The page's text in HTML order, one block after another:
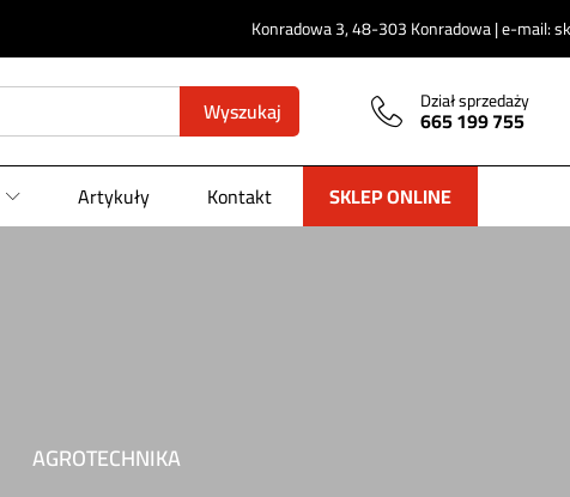
Konradowa 3, 48-303 Konradowa | e-mail:
Wyszukaj Dział sprzedaży
665 199 755
Artykuły Kontakt SKLEP ONLINE
AGROTECHNIKA